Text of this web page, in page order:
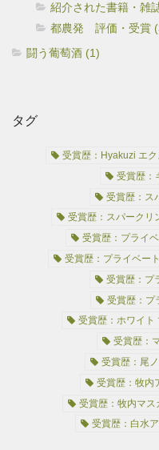
紹介された書籍・雑
都農発 評価・受賞
闘う葡萄酒 (1)
タグ
受賞歴：Hyakuzi エ
受賞歴：
受賞歴：ス
受賞歴：スパークリ
受賞歴：プライ
受賞歴：プライベー
受賞歴：プ
受賞歴：プ
受賞歴：ホワイト
受賞歴：
受賞歴：尾
受賞歴：牧内
受賞歴：牧内マス
受賞歴：白水